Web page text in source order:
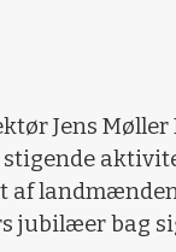
Jens Møller
af
jubilæer bag